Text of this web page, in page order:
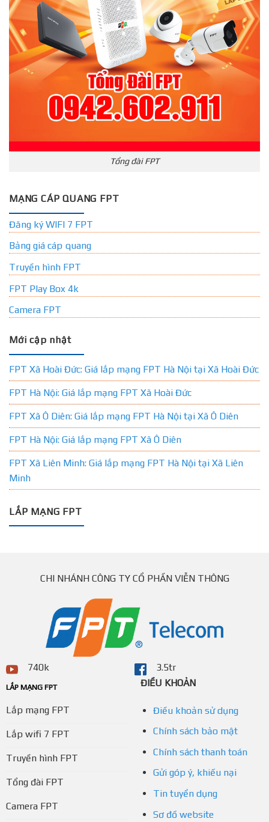
Tổng đài FPT
MẠNG CÁP QUANG FPT
Đăng ký WIFI 7 FPT
Bảng giá cáp quang
Truyền hình FPT
FPT Play Box 4k
Camera FPT
Mới cập nhật
FPT Xã Hoài Đức: Giá lắp mạng FPT Hà Nội tại Xã Hoài Đức
FPT Hà Nội: Giá lắp mạng FPT Xã Hoài Đức
FPT Xã Ô Diên: Giá lắp mạng FPT Hà Nội tại Xã Ô Diên
FPT Hà Nội: Giá lắp mạng FPT Xã Ô Diên
FPT Xã Liên Minh: Giá lắp mạng FPT Hà Nội tại Xã Liên
Minh
LẮP MẠNG FPT
CHI NHÁNH CÔNG TY CỔ PHẦN VIỄN THÔNG
740k 3.5tr
LẮP MẠNG FPT
Lắp mạng FPT
Lắp wifi 7 FPT
Truyền hình FPT
Tổng đài FPT
Camera FPT
ĐIỀU KHOẢN
Điều khoản sử dụng
Chính sách bảo mật
Chính sách thanh toán
Gửi góp ý, khiếu nại
Tin tuyển dụng
Sơ đồ website